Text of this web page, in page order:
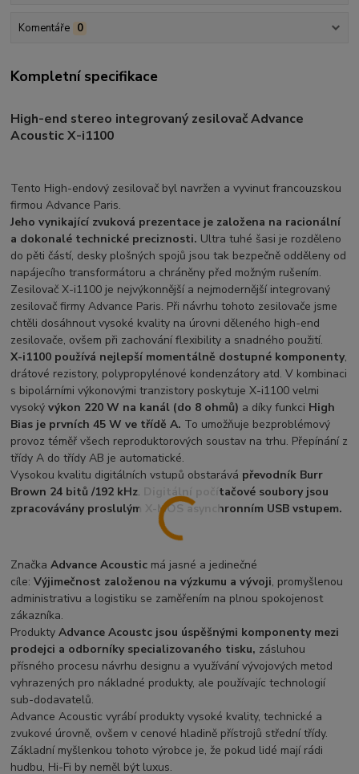
Komentáře 0
Kompletní specifikace
High-end stereo integrovaný zesilovač Advance
Acoustic X-i1100
Tento High-endový zesilovač byl navržen a vyvinut francouzskou
firmou Advance Paris.
Jeho vynikající zvuková prezentace je založena na racionální
a dokonalé technické preciznosti. Ultra tuhé šasi je rozděleno
do pěti částí, desky plošných spojů jsou tak bezpečně odděleny od
napájecího transformátoru a chráněny před možným rušením.
Zesilovač X-i1100 je nejvýkonnější a nejmodernější integrovaný
zesilovač firmy Advance Paris. Při návrhu tohoto zesilovače jsme
chtěli dosáhnout vysoké kvality na úrovni děleného high-end
zesilovače, ovšem při zachování flexibility a snadného použití.
X-i1100 používá nejlepší momentálně dostupné komponenty,
drátové rezistory, polypropylénové kondenzátory atd. V kombinaci
s bipolárními výkonovými tranzistory poskytuje X-i1100 velmi
vysokývýkon 220 W na kanál (do 8 ohmů) a díky funkci High
Bias je prvních 45 W ve třídě A. To umožňuje bezproblémový
provoz téměř všech reproduktorových soustav na trhu. Přepínání z
třídy A do třídy AB je automatické.
Vysokou kvalitu digitálních vstupů obstarává převodník Burr
Brown 24 bitů /192 kHz.
Digitální počítačové soubory jsou
zpracovávány proslulým X-MOS asynchronním USB vstupem.
ZnačkaAdvance Acoustic má jasné a jedinečné
cíle:Výjimečnost založenou na výzkumu a vývoji, promyšlenou
administrativu a logistiku se zaměřením na plnou spokojenost
zákazníka.
ProduktyAdvance Acoustc jsou úspěšnými komponenty mezi
prodejci a odborníky specializovaného tisku, zásluhou
přísného procesu návrhu designu a využívání vývojových metod
vyhrazených pro nákladné produkty, ale používajíc technologií
sub-dodavatelů.
Advance Acoustic vyrábí produkty vysoké kvality, technické a
zvukové úrovně, ovšem v cenové hladině přístrojů střední třídy.
Základní myšlenkou tohoto výrobce je, že pokud lidé mají rádi
hudbu, Hi-Fi by neměl být luxus.